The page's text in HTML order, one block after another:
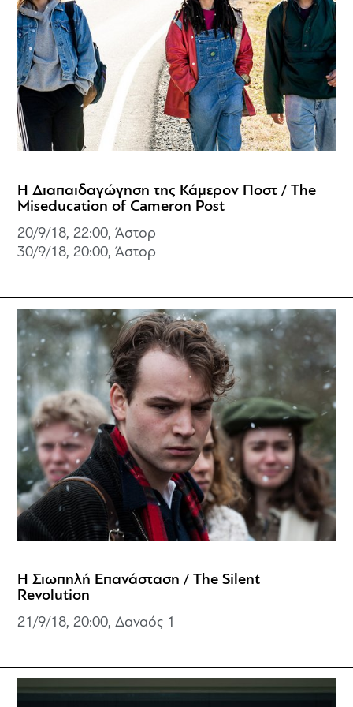
Η Διαπαιδαγώγηση της Κάμερον Ποστ / The
Miseducation of Cameron Post
20/9/18, 22:00, Άστορ
30/9/18, 20:00, Άστορ
Η Σιωπηλή Επανάσταση / The Silent
Revolution
21/9/18, 20:00, Δαναός 1